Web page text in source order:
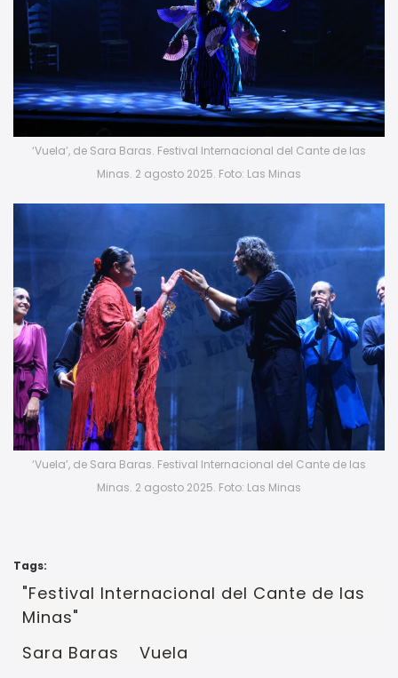
‘Vuela’, de Sara Baras. Festival Internacional del Cante de las
Minas. 2 agosto 2025. Foto: Las Minas
‘Vuela’, de Sara Baras. Festival Internacional del Cante de las
Minas. 2 agosto 2025. Foto: Las Minas
Tags:
"Festival Internacional del Cante de las
Minas"
Sara Baras
Vuela